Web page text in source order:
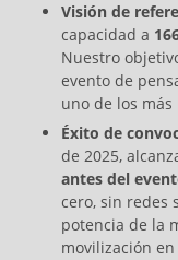
Visión de
capacidad a
Nuestro
evento de
uno de los
Éxito de
de 2025,
antes del
cero, sin redes
potencia de la
movilización